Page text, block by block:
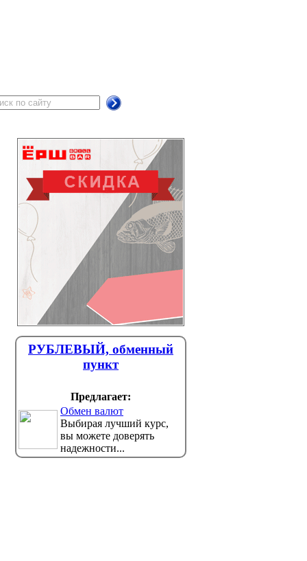
РУБЛЕВЫЙ, обменный
пункт
Предлагает:
Обмен валют
Выбирая лучший курс,
вы можете доверять
надежности...